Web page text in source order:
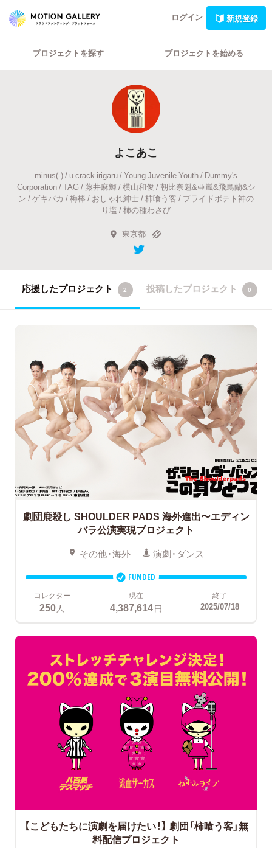
ログイン 新規登録
プロジェクトを探す プロジェクトを始める
よこあこ
minus(-) / u crack irigaru / Young Juvenile Youth / Dummy's
Corporation / TAG / 藤井麻輝 / 横山和俊 / 朝比奈魁&亜嵐&飛鳥蘭&シ
ン / ゲキバカ / 梅棒 / おしゃれ紳士 / 柿喰う客 / プライドポテト神の
り塩 / 柿の種わさび
東京都
応援したプロジェクト 2 投稿したプロジェクト 0
劇団鹿殺し SHOULDER PADS 海外進出〜エディン
バラ公演実現プロジェクト
その他・海外 演劇・ダンス
FUNDED
コレクター
250 人
現在
4,387,614円
終了
2025/07/18
【こどもたちに演劇を届けたい！】 劇団「柿喰う客」無
料配信プロジェクト